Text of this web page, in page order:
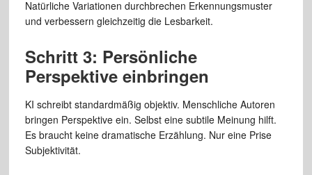
Natürliche Variationen durchbrechen Erkennungsmuster
und verbessern gleichzeitig die Lesbarkeit.
Schritt 3: Persönliche
Perspektive einbringen
KI schreibt standardmäßig objektiv. Menschliche Autoren
bringen Perspektive ein. Selbst eine subtile Meinung hilft.
Es braucht keine dramatische Erzählung. Nur eine Prise
Subjektivität.